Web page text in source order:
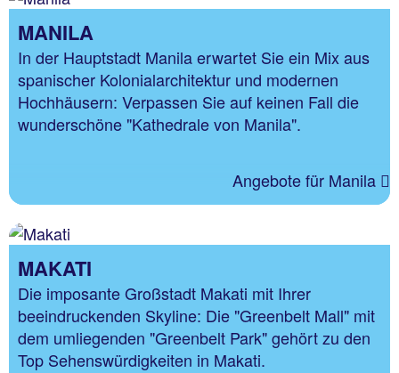
MANILA
In der Hauptstadt Manila erwartet Sie ein Mix aus
spanischer Kolonialarchitektur und modernen
Hochhäusern: Verpassen Sie auf keinen Fall die
wunderschöne "Kathedrale von Manila".
Angebote für Manila
MAKATI
Die imposante Großstadt Makati mit Ihrer
beeindruckenden Skyline: Die "Greenbelt Mall" mit
dem umliegenden "Greenbelt Park" gehört zu den
Top Sehenswürdigkeiten in Makati.